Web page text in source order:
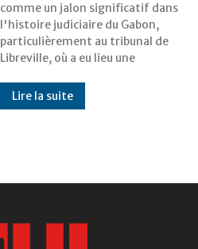
comme un jalon significatif dans
l'histoire judiciaire du Gabon,
particulièrement au tribunal de
Libreville, où a eu lieu une
serment pas comme les autres.
Devant la Cour de cassation
nationale, deux catégories
Lire la suite